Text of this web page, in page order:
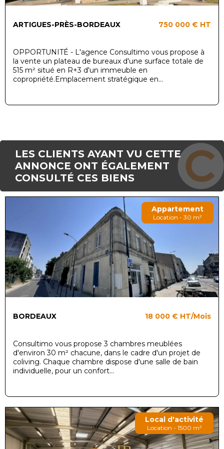
ARTIGUES-PRÈS-BORDEAUX 750 000 € HT
OPPORTUNITÉ - L'agence Consultimo vous propose à
la vente un plateau de bureaux d'une surface totale de
515 m² situé en R+3 d'un immeuble en
copropriété.Emplacement stratégique en...
LES CLIENTS AYANT VU CETTE
ANNONCE ONT ÉGALEMENT
CONSULTÉ CES BIENS
Appartement
Location - 30 m²
BORDEAUX 18 000 € HT/Mois
Consultimo vous propose 3 chambres meublées
d'environ 30 m² chacune, dans le cadre d'un projet de
coliving. Chaque chambre dispose d'une salle de bain
individuelle, pour un confort...
Local d'activité
Location - 1500 m²